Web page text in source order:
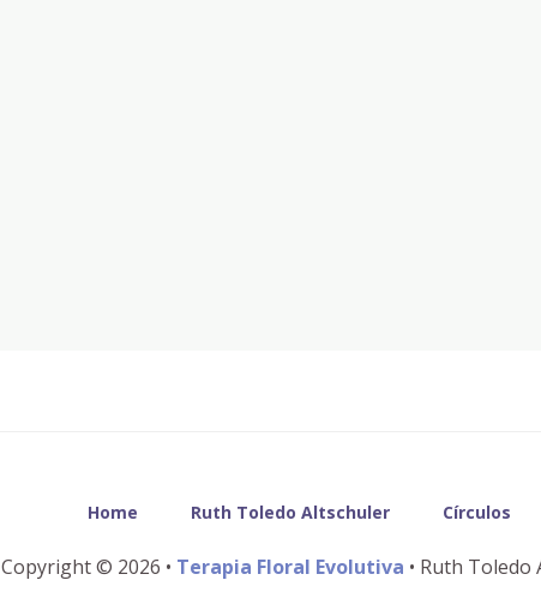
Home Ruth Toledo Altschuler Círculos
Copyright © 2026 • Terapia Floral Evolutiva • Ruth Toledo